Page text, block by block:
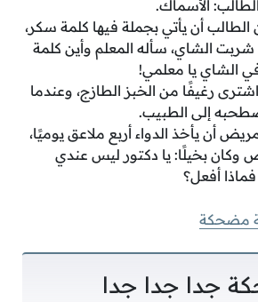
الأسماك.
أن يأتي بجملة فيها كلمة سكر،
الشاي، سأله المعلم وأين كلمة
الشاي يا معلمي!
رغيفًا من الخبز الطازج، وعندما
إلى الطبيب.
أن يأخذ الدواء أربع ملاعق يوميًا،
وكان بخيلًا: يا دكتور ليس عندي
أفعل؟
مضحكة
جدا جدا جدا